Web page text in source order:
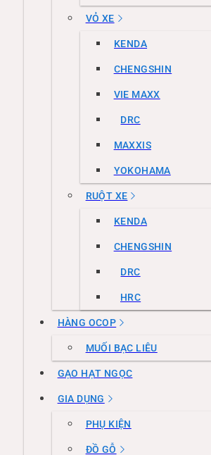
VỎ XE
KENDA
CHENGSHIN
VIE MAXX
DRC
MAXXIS
YOKOHAMA
RUỘT XE
KENDA
CHENGSHIN
DRC
HRC
HÀNG OCOP
MUỐI BẠC LIÊU
GẠO HẠT NGỌC
GIA DỤNG
PHỤ KIỆN
ĐỒ GỖ